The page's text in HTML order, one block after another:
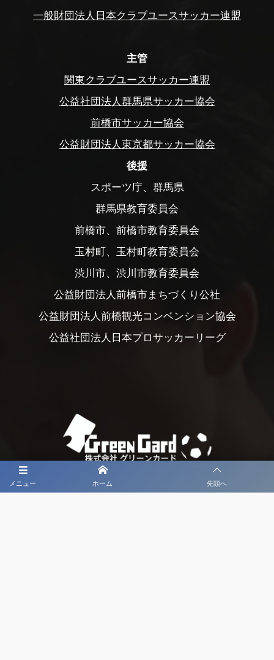
メニュー ホーム 先頭へ
一般財団法人日本クラブユースサッカー連盟
主管
関東クラブユースサッカー連盟
公益社団法人群馬県サッカー協会
前橋市サッカー協会
公益財団法人東京都サッカー協会
後援
スポーツ庁、群馬県
群馬県教育委員会
前橋市、前橋市教育委員会
玉村町、玉村町教育委員会
渋川市、渋川市教育委員会
公益財団法人前橋市まちづくり公社
公益財団法人前橋観光コンベンション協会
公益社団法人日本プロサッカーリーグ